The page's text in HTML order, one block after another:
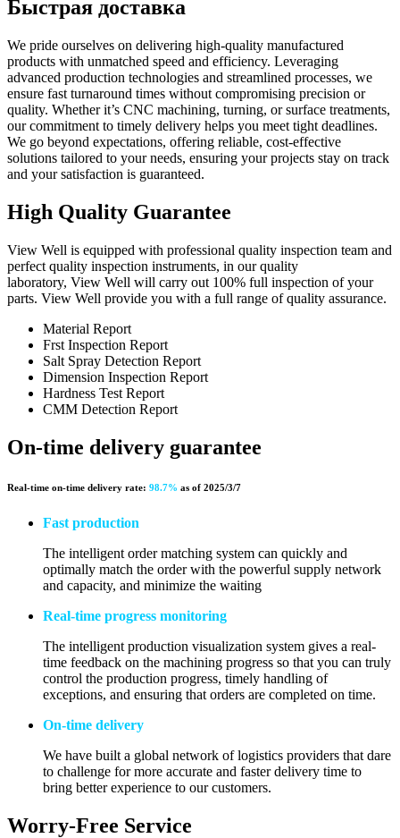
Быстрая доставка
We pride ourselves on delivering high-quality manufactured
products with unmatched speed and efficiency. Leveraging
advanced production technologies and streamlined processes, we
ensure fast turnaround times without compromising precision or
quality. Whether it’s CNC machining, turning, or surface treatments,
our commitment to timely delivery helps you meet tight deadlines.
We go beyond expectations, offering reliable, cost-effective
solutions tailored to your needs, ensuring your projects stay on track
and your satisfaction is guaranteed.
High Quality Guarantee
View Well is equipped with professional quality inspection team and
perfect quality inspection instruments, in our quality
laboratory, View Well will carry out 100% full inspection of your
parts. View Well provide you with a full range of quality assurance.
Material Report
Frst Inspection Report
Salt Spray Detection Report
Dimension Inspection Report
Hardness Test Report
CMM Detection Report
On-time delivery guarantee
Real-time on-time delivery rate: 98.7% as of 2025/3/7
Fast production
The intelligent order matching system can quickly and
optimally match the order with the powerful supply network
and capacity, and minimize the waiting
Real-time progress monitoring
The intelligent production visualization system gives a real-
time feedback on the machining progress so that you can truly
control the production progress, timely handling of
exceptions, and ensuring that orders are completed on time.
On-time delivery
We have built a global network of logistics providers that dare
to challenge for more accurate and faster delivery time to
bring better experience to our customers.
Worry-Free Service